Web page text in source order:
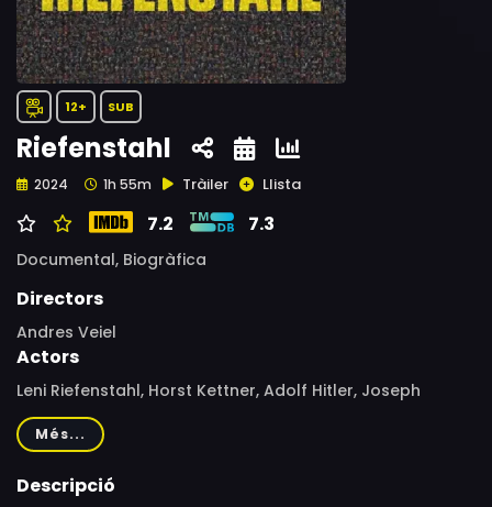
12+ SUB
Riefenstahl
2024 1h 55m Tràiler Llista
7.2 7.3
Documental, Biogràfica
Directors
Andres Veiel
Actors
Leni Riefenstahl, Horst Kettner, Adolf Hitler, Joseph
Goebbels, Albert Speer, Rudolf Hess, Hansjürgen
Rosenbauer, Elfriede Kretschmer
Més...
Descripció